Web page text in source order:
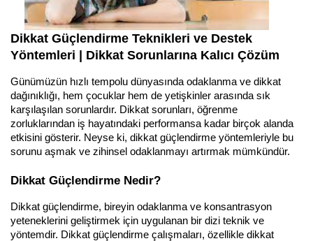
Dikkat Güçlendirme Teknikleri ve Destek
Yöntemleri | Dikkat Sorunlarına Kalıcı Çözüm
Günümüzün hızlı tempolu dünyasında odaklanma ve dikkat
dağınıklığı, hem çocuklar hem de yetişkinler arasında sık
karşılaşılan sorunlardır. Dikkat sorunları, öğrenme
zorluklarından iş hayatındaki performansa kadar birçok alanda
etkisini gösterir. Neyse ki, dikkat güçlendirme yöntemleriyle bu
sorunu aşmak ve zihinsel odaklanmayı artırmak mümkündür.
Dikkat Güçlendirme Nedir?
Dikkat güçlendirme, bireyin odaklanma ve konsantrasyon
yeteneklerini geliştirmek için uygulanan bir dizi teknik ve
yöntemdir. Dikkat güçlendirme çalışmaları, özellikle dikkat